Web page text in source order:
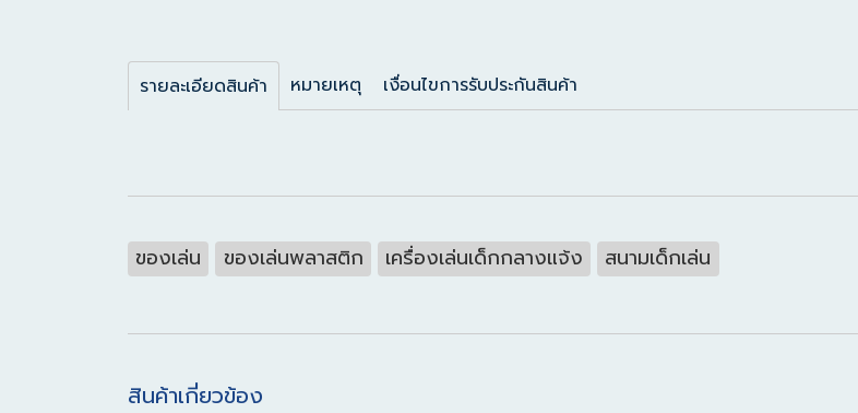
รายละเอียดสินค้า หมายเหตุ เงื่อนไขการรับประกันสินค้า
ของเล่น ของเล่นพลาสติก เครื่องเล่นเด็กกลางแจ้ง สนามเด็กเล่น
สินค้าเกี่ยวข้อง